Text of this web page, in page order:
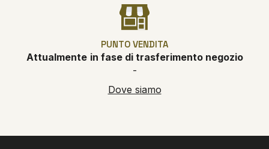
PUNTO VENDITA
Attualmente in fase di trasferimento negozio
-
Dove siamo